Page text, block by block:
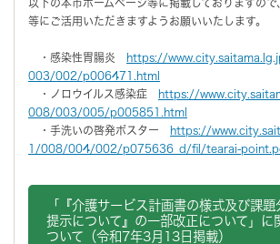
以下の本市ホームページ等に掲載しておりますの
等にご活用いただきますようお願いいたします。
・感染性胃腸炎 https://
003/002/p006471.html
・ノロウイルス感染症 https://
008/003/005/p005851.html
・手洗いの啓発ポスター https://
1/008/004/002/p075636_d/fil/tearai-
「『介護サービス計画書の様式及び課
提示について』の一部改正について」に
ついて（令和7年3月13日掲載）